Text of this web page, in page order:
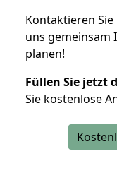
Kontaktieren
uns gemeinsam
planen!
Füllen Sie jetzt
Sie kostenlose